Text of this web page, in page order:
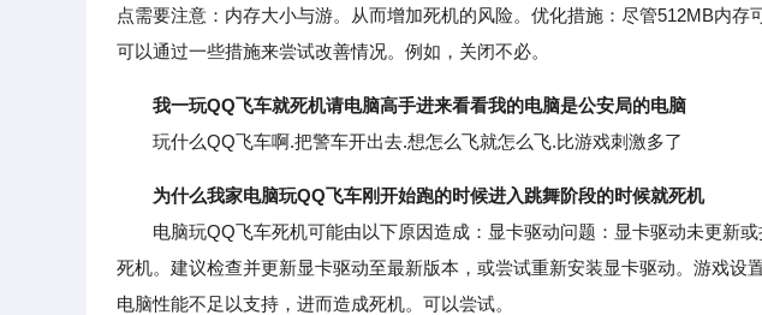
点需要注意：内存大小与游。从而增加死机的风险。优化措施：尽管512MB内存
可以通过一些措施来尝试改善情况。例如，关闭不必。
我一玩QQ飞车就死机请电脑高手进来看看我的电脑是公安局的电脑
玩什么QQ飞车啊.把警车开出去.想怎么飞就怎么飞.比游戏刺激多了
为什么我家电脑玩QQ飞车刚开始跑的时候进入跳舞阶段的时候就死机
电脑玩QQ飞车死机可能由以下原因造成：显卡驱动问题：显卡驱动未更新或
死机。建议检查并更新显卡驱动至最新版本，或尝试重新安装显卡驱动。游戏设
电脑性能不足以支持，进而造成死机。可以尝试。